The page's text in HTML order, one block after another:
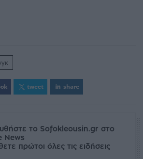
tweet share
το Sofokleousin.gr στο
News
πρώτοι όλες τις ειδήσεις